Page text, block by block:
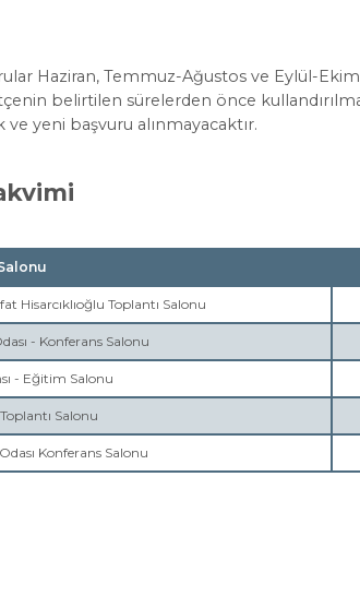
Haziran, Temmuz-Ağustos ve Eylül-Ekim
belirtilen sürelerden önce
yeni başvuru alınmayacaktır.
Hisarcıklıoğlu Toplantı Salonu
- Konferans Salonu
- Eğitim Salonu
Salonu
Konferans Salonu